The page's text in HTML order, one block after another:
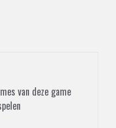
van deze game